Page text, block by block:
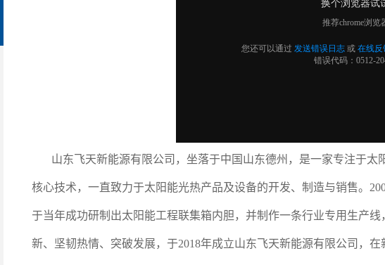
山东飞天新能源有限公司，坐落于中国山东德州，是一家专注于太
核心技术，一直致力于太阳能光热产品及设备的开发、制造与销售。
于当年成功研制出太阳能工程联集箱内胆，并制作一条行业专用生产
新、坚韧热情、突破发展，于2018年成立山东飞天新能源有限公司，